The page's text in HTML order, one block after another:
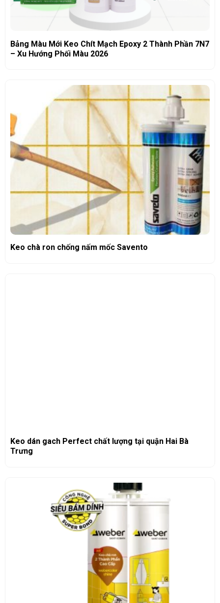
Bảng Màu Mới Keo Chít Mạch Epoxy 2 Thành Phần 7N7
– Xu Hướng Phối Màu 2026
Keo chà ron chống nấm mốc Savento
Keo dán gach Perfect chất lượng tại quận Hai Bà
Trưng